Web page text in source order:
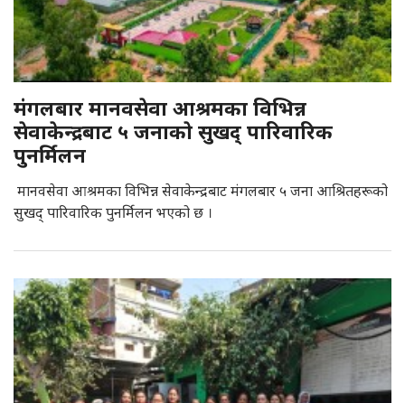
मंगलबार मानवसेवा आश्रमका विभिन्न
सेवाकेन्द्रबाट ५ जनाकाे सुखद् पारिवारिक
पुनर्मिलन
मानवसेवा आश्रमका विभिन्न सेवाकेन्द्रबाट मंगलबार ५ जना आश्रितहरूको
सुखद् पारिवारिक पुनर्मिलन भएको छ ।